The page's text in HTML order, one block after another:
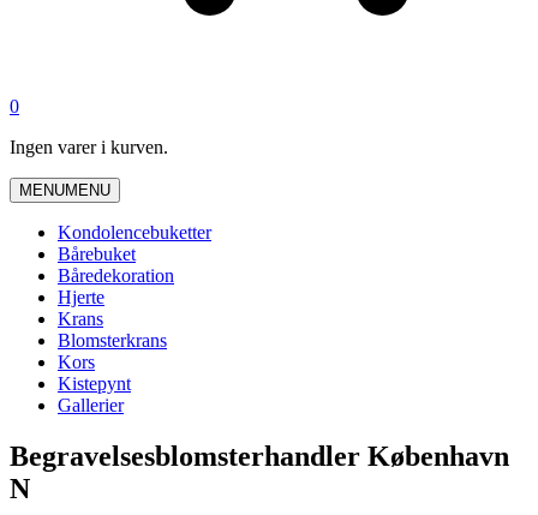
0
Ingen varer i kurven.
MENUMENU
Kondolencebuketter
Bårebuket
Båredekoration
Hjerte
Krans
Blomsterkrans
Kors
Kistepynt
Gallerier
Begravelsesblomsterhandler København
N